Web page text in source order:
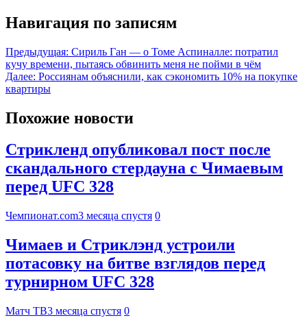
Навигация по записям
Предыдущая: Сириль Ган — о Томе Аспиналле: потратил
кучу времени, пытаясь обвинить меня не пойми в чём
Далее: Россиянам объяснили, как сэкономить 10% на покупке
квартиры
Похожие новости
Стрикленд опубликовал пост после
скандального стердауна с Чимаевым
перед UFC 328
Чемпионат.com3 месяца спустя 0
Чимаев и Стриклэнд устроили
потасовку на битве взглядов перед
турнирном UFC 328
Матч ТВ3 месяца спустя 0